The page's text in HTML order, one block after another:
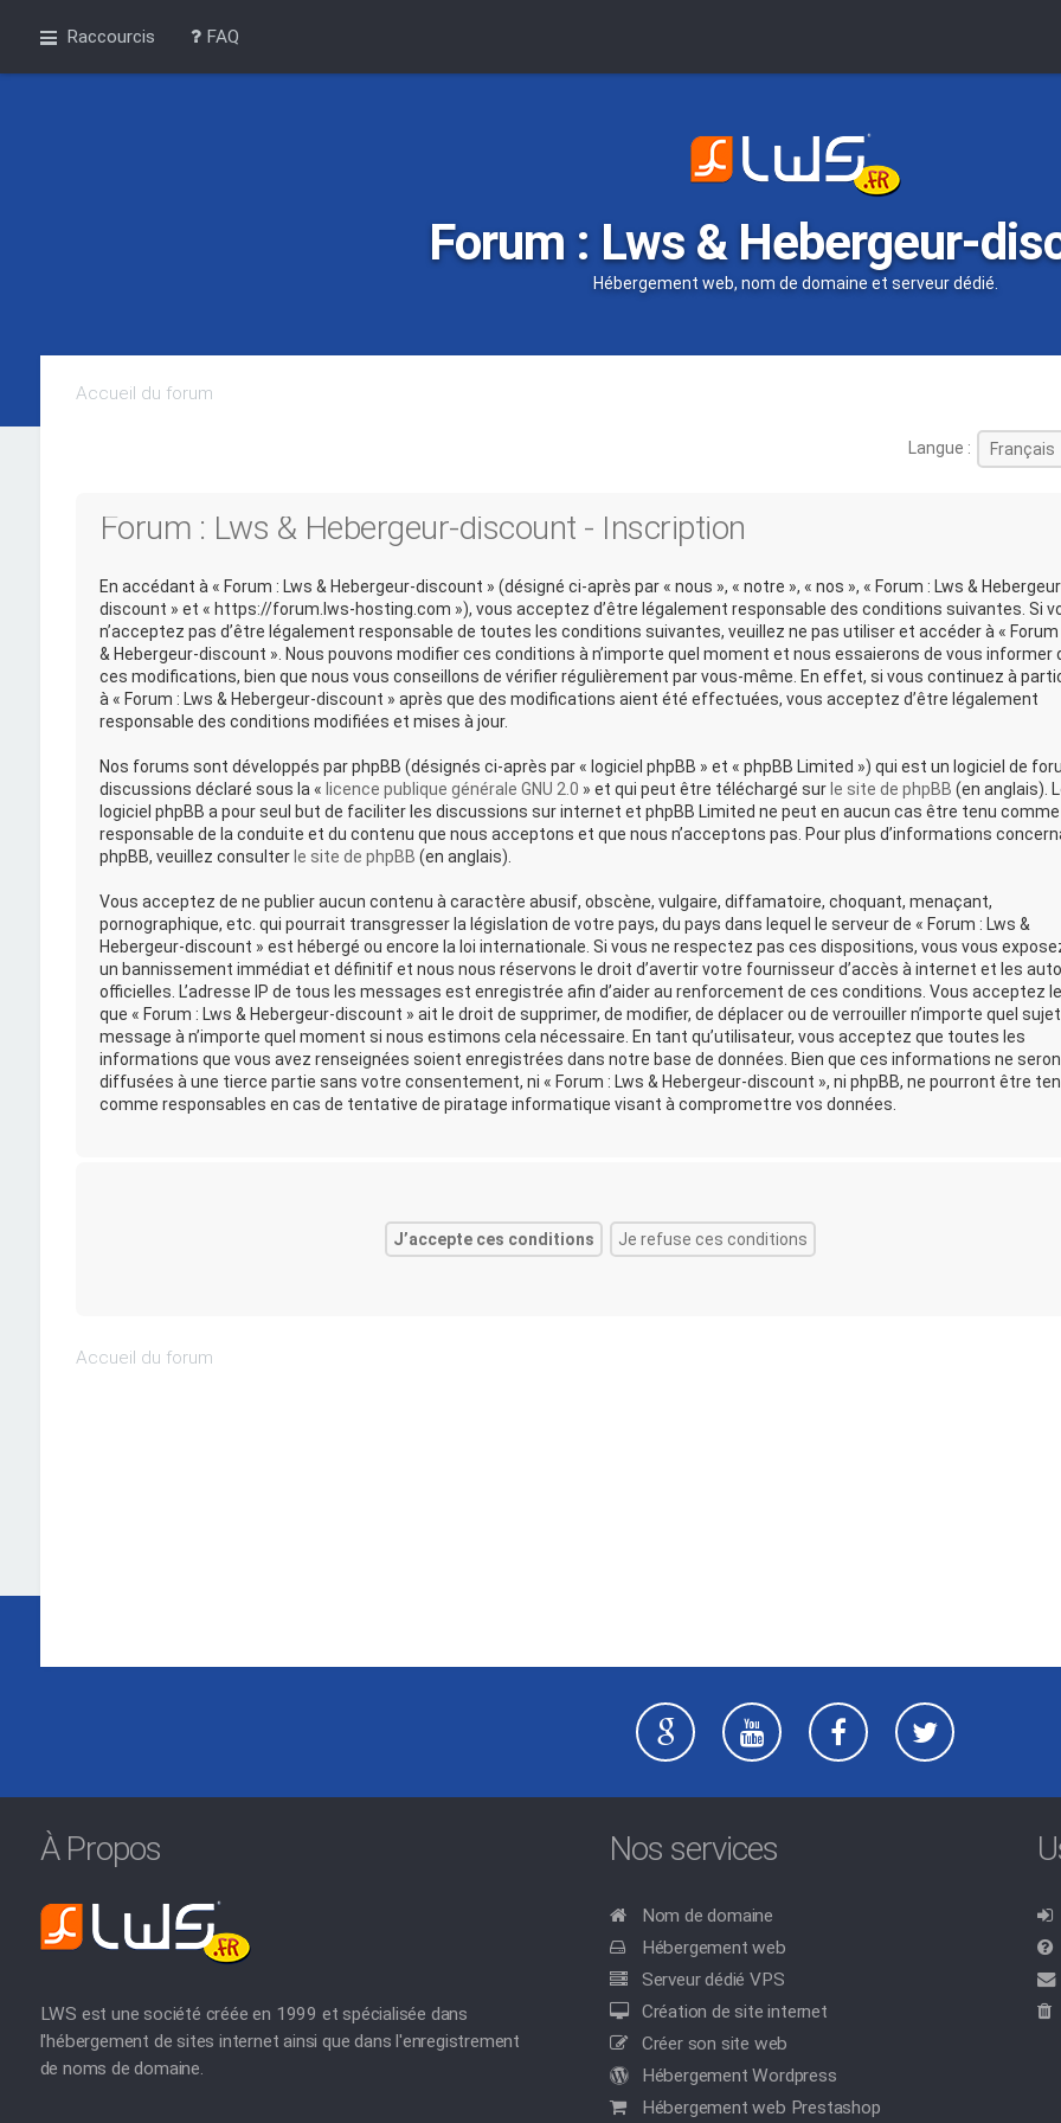
Raccourcis FAQ
Forum : Lws & Hebergeur-
Hébergement web, nom de domaine et serveur dédié.
Accueil du forum
Langue :
Forum : Lws & Hebergeur-discount - Inscription
En accédant à « Forum : Lws & Hebergeur-discount » (désigné ci-après par « nous », « notre », « nos », « Forum : Lws &
discount » et « https://forum.lws-hosting.com »), vous acceptez d’être légalement responsable des conditions suivantes. Si
n’acceptez pas d’être légalement responsable de toutes les conditions suivantes, veuillez ne pas utiliser et accéder à « Forum
& Hebergeur-discount ». Nous pouvons modifier ces conditions à n’importe quel moment et nous essaierons de vous informer
ces modifications, bien que nous vous conseillons de vérifier régulièrement par vous-même. En effet, si vous continuez à
à « Forum : Lws & Hebergeur-discount » après que des modifications aient été effectuées, vous acceptez d’être légalement
responsable des conditions modifiées et mises à jour.
Nos forums sont développés par phpBB (désignés ci-après par « logiciel phpBB » et « phpBB Limited ») qui est un logiciel de
discussions déclaré sous la « licence publique générale GNU 2.0 » et qui peut être téléchargé sur le site de phpBB (en anglais).
logiciel phpBB a pour seul but de faciliter les discussions sur internet et phpBB Limited ne peut en aucun cas être tenu comme
responsable de la conduite et du contenu que nous acceptons et que nous n’acceptons pas. Pour plus d’informations
phpBB, veuillez consulter le site de phpBB (en anglais).
Vous acceptez de ne publier aucun contenu à caractère abusif, obscène, vulgaire, diffamatoire, choquant, menaçant,
pornographique, etc. qui pourrait transgresser la législation de votre pays, du pays dans lequel le serveur de « Forum : Lws &
Hebergeur-discount » est hébergé ou encore la loi internationale. Si vous ne respectez pas ces dispositions, vous vous
un bannissement immédiat et définitif et nous nous réservons le droit d’avertir votre fournisseur d’accès à internet et les
officielles. L’adresse IP de tous les messages est enregistrée afin d’aider au renforcement de ces conditions. Vous acceptez
que « Forum : Lws & Hebergeur-discount » ait le droit de supprimer, de modifier, de déplacer ou de verrouiller n’importe quel
message à n’importe quel moment si nous estimons cela nécessaire. En tant qu’utilisateur, vous acceptez que toutes les
informations que vous avez renseignées soient enregistrées dans notre base de données. Bien que ces informations ne
diffusées à une tierce partie sans votre consentement, ni « Forum : Lws & Hebergeur-discount », ni phpBB, ne pourront être
comme responsables en cas de tentative de piratage informatique visant à compromettre vos données.
Accueil du forum
À Propos
LWS est une société créée en 1999 et spécialisée dans
l'hébergement de sites internet ainsi que dans l'enregistrement
de noms de domaine.
Nos services
Nom de domaine
Hébergement web
Serveur dédié VPS
Création de site internet
Créer son site web
Hébergement Wordpress
Hébergement web Prestashop